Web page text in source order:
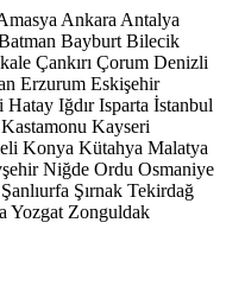
Ankara Antalya
Bayburt Bilecik
Çankırı Çorum Denizli
Erzurum Eskişehir
Hatay Iğdır Isparta İstanbul
Kastamonu Kayseri
Konya Kütahya Malatya
Niğde Ordu Osmaniye
Şanlıurfa Şırnak Tekirdağ
Yozgat Zonguldak